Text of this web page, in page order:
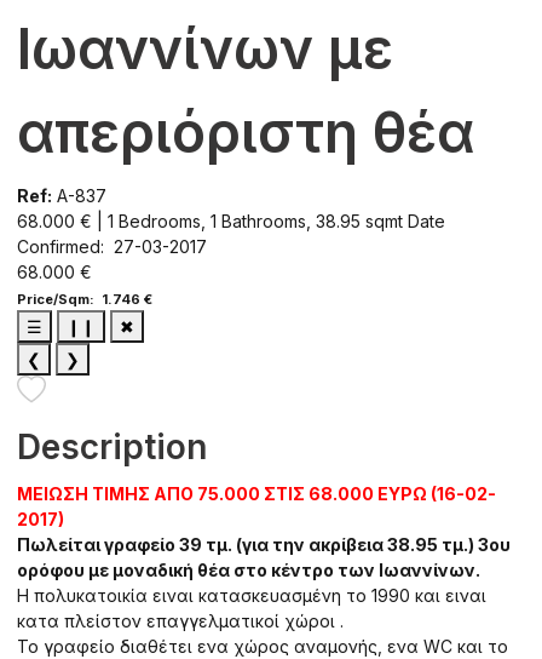
Ιωαννίνων με
απεριόριστη θέα
Ref: A-837
68.000 € | 1 Bedrooms, 1 Bathrooms, 38.95 sqmt Date
Confirmed: 27-03-2017
68.000 €
Price/Sqm: 1.746 €
☰ ❙❙
✖
❮
❯
Description
ΜΕΙΩΣΗ ΤΙΜΗΣ ΑΠΟ 75.000 ΣΤΙΣ 68.000 ΕΥΡΩ (16-02-
2017)
Πωλείται γραφείο 39 τμ. (για την ακρίβεια 38.95 τμ.) 3ου
ορόφου με μοναδική θέα στο κέντρο των Ιωαννίνων.
Η πολυκατοικία ειναι κατασκευασμένη το 1990 και ειναι
κατα πλείστον επαγγελματικοί χώροι .
Το γραφείο διαθέτει ενα χώρος αναμονής, ενα WC και το